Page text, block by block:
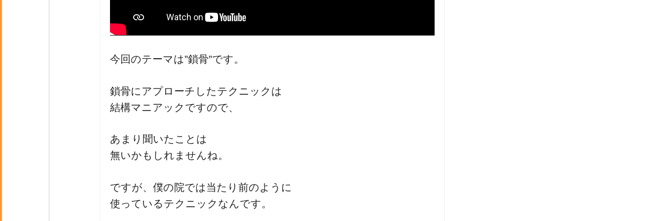
今回のテーマは”鎖骨”です。
鎖骨にアプローチしたテクニックは
結構マニアックですので、
あまり聞いたことは
無いかもしれませんね。
ですが、僕の院では当たり前のように
使っているテクニックなんです。